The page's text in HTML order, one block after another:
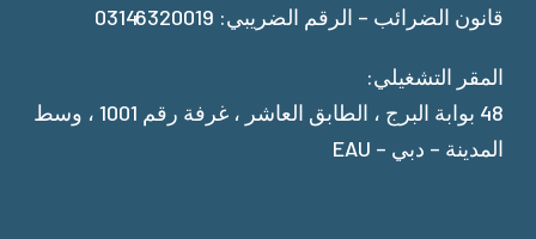
قانون الضرائب – الرقم الضريبي: 03146320019
المقر التشغيلي:
48 بوابة البرج ، الطابق العاشر ، غرفة رقم 1001 ، وسط
المدينة – دبي – EAU